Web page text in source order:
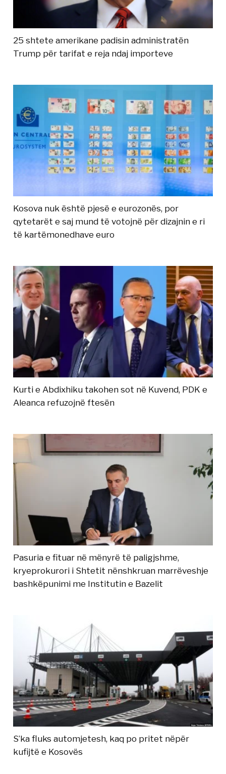
25 shtete amerikane padisin administratën
Trump për tarifat e reja ndaj importeve
Kosova nuk është pjesë e eurozonës, por
qytetarët e saj mund të votojnë për dizajnin e ri
të kartëmonedhave euro
Kurti e Abdixhiku takohen sot në Kuvend, PDK e
Aleanca refuzojnë ftesën
Pasuria e fituar në mënyrë të paligjshme,
kryeprokurori i Shtetit nënshkruan marrëveshje
bashkëpunimi me Institutin e Bazelit
S’ka fluks automjetesh, kaq po pritet nëpër
kufijtë e Kosovës